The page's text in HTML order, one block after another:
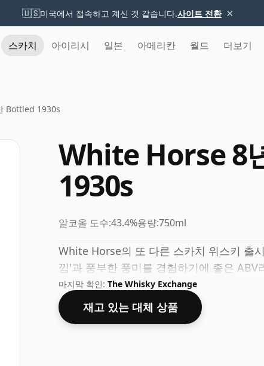
🇺🇸미국에서 접속하고 계신 것 같습니다.사이트 전환 ×
스카치 아이리시 일본 아메리칸 월드 더보기
Bottled 1930s
White Horse 8
1930s
알코올 도수:43.4%용량:750ml
White Horse의 또 다른 스카치 위스키 출
낌'과 풍부한 풍미를 경험하기에 좋은 ABV
마지막 확인: The Whisky Exchange
재고 있는 대체 상품